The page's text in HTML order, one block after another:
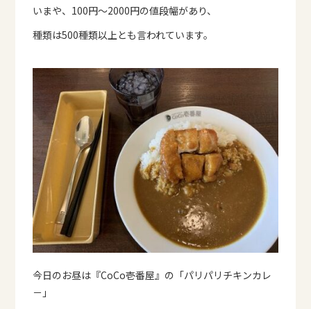
いまや、100円～2000円の値段幅があり、
種類は500種類以上とも言われています。
今日のお昼は『CoCo壱番屋』の「パリパリチキンカレ
－」